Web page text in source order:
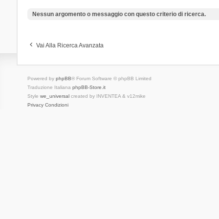
Nessun argomento o messaggio con questo criterio di ricerca.
Vai Alla Ricerca Avanzata
Powered by phpBB® Forum Software © phpBB Limited
Traduzione Italiana phpBB-Store.it
Style we_universalcreated by INVENTEA & v12mike
Privacy Condizioni